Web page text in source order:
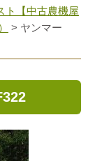
ト【中古農機屋
> ヤンマー